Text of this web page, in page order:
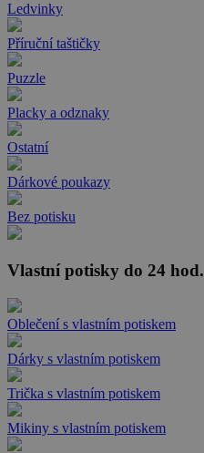
Ledvinky
Příruční taštičky
Puzzle
Placky a odznaky
Ostatní
Dárkové poukazy
Bez potisku
Vlastní potisky do 24 hod.
Oblečení s vlastním potiskem
Dárky s vlastním potiskem
Trička s vlastním potiskem
Mikiny s vlastním potiskem